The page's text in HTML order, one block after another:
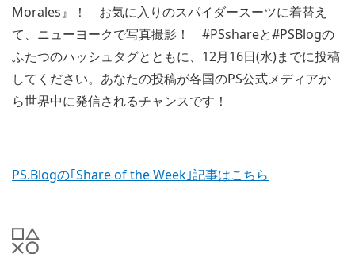
Morales』！ お気に入りのスパイダースーツに着替え
て、ニューヨークで写真撮影！ #PSshareと#PSBlogの
ふたつのハッシュタグとともに、12月16日(水)までに投稿
してください。あなたの投稿が各国のPS公式メディアか
ら世界中に発信されるチャンスです！
PS.Blogの｢Share of the Week｣記事はこちら